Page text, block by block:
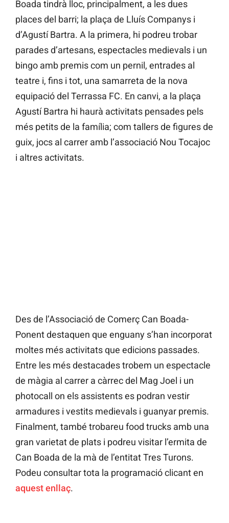
Boada tindrà lloc, principalment, a les dues
places del barri; la plaça de Lluís Companys i
d’Agustí Bartra. A la primera, hi podreu trobar
parades d’artesans, espectacles medievals i un
bingo amb premis com un pernil, entrades al
teatre i, fins i tot, una samarreta de la nova
equipació del Terrassa FC. En canvi, a la plaça
Agustí Bartra hi haurà activitats pensades pels
més petits de la família; com tallers de figures de
guix, jocs al carrer amb l’associació Nou Tocajoc
i altres activitats.
Des de l’Associació de Comerç Can Boada-
Ponent destaquen que enguany s’han incorporat
moltes més activitats que edicions passades.
Entre les més destacades trobem un espectacle
de màgia al carrer a càrrec del Mag Joel i un
photocall on els assistents es podran vestir
armadures i vestits medievals i guanyar premis.
Finalment, també trobareu food trucks amb una
gran varietat de plats i podreu visitar l’ermita de
Can Boada de la mà de l’entitat Tres Turons.
Podeu consultar tota la programació clicant en
aquest enllaç.